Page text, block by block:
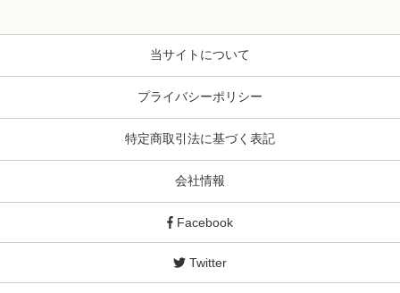
当サイトについて
プライバシーポリシー
特定商取引法に基づく表記
会社情報
Facebook
Twitter